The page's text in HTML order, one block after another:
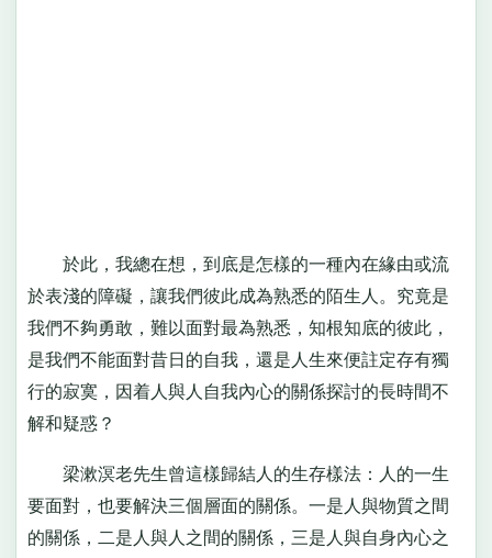
於此，我總在想，到底是怎樣的一種內在緣由或流
於表淺的障礙，讓我們彼此成為熟悉的陌生人。究竟是
我們不夠勇敢，難以面對最為熟悉，知根知底的彼此，
是我們不能面對昔日的自我，還是人生來便註定存有獨
行的寂寞，因着人與人自我內心的關係探討的長時間不
解和疑惑？
梁漱溟老先生曾這樣歸結人的生存樣法：人的一生
要面對，也要解決三個層面的關係。一是人與物質之間
的關係，二是人與人之間的關係，三是人與自身內心之